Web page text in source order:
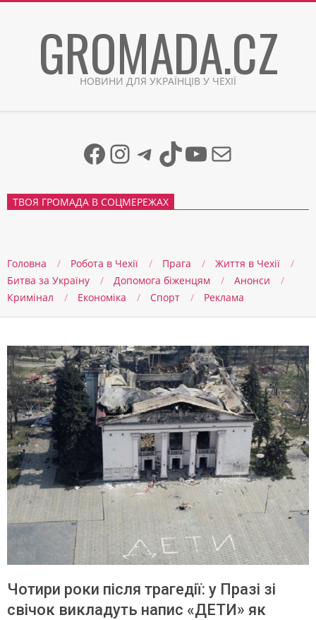
GROMADA.CZ
НОВИНИ ДЛЯ УКРАЇНЦІВ У ЧЕХІЇ
Facebook
Instagram
Telegram
TikTok
YouTube
Mail
ТВОЯ ГРОМАДА В СОЦМЕРЕЖАХ
Головна Робота в Чехії Прага
Життя в Чеxії
Битва за Україну
Допомога біженцям
Анонси
Кримінал
Економіка Спорт Реклама
Чотири роки після трагедії: у Празі зі
свічок викладуть напис «ДЕТИ» як